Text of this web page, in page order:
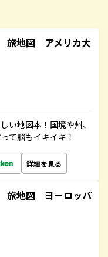
旅地図 アメリカ大
い地図本！国境や州、
て脳もイキイキ！
詳細を見る
旅地図 ヨーロッパ